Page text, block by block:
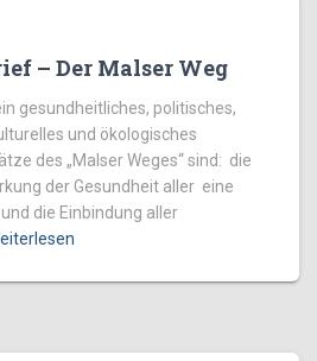
– Der Malser Weg
gesundheitliches, politisches,
und ökologisches
des „Malser Weges“ sind: die
der Gesundheit aller eine
die Einbindung aller